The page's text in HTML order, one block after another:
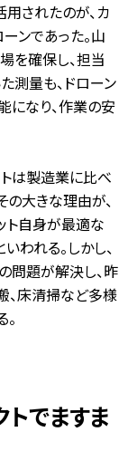
されたのが、カ
ンであった。山
を確保し、担当
測量も、ドローン
になり、作業の安
は製造業に比べ
大きな理由が、
ト自身が最適な
われる。しかし、
問題が解決し、昨
、床清掃など多様
でますま